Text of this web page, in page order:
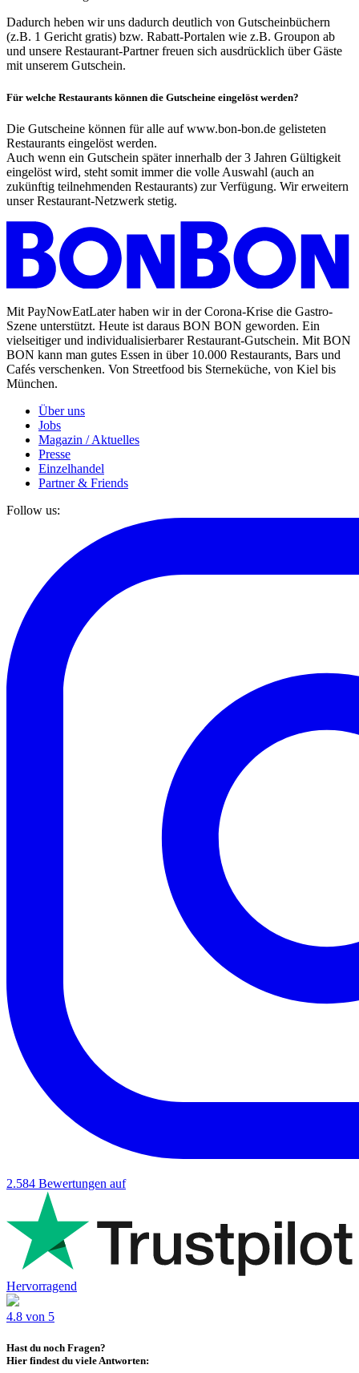
Dadurch heben wir uns dadurch deutlich von Gutscheinbüchern
(z.B. 1 Gericht gratis) bzw. Rabatt-Portalen wie z.B. Groupon ab
und unsere Restaurant-Partner freuen sich ausdrücklich über Gäste
mit unserem Gutschein.
Für welche Restaurants können die Gutscheine eingelöst werden?
Die Gutscheine können für alle auf www.bon-bon.de gelisteten
Restaurants eingelöst werden.
Auch wenn ein Gutschein später innerhalb der 3 Jahren Gültigkeit
eingelöst wird, steht somit immer die volle Auswahl (auch an
zukünftig teilnehmenden Restaurants) zur Verfügung. Wir erweitern
unser Restaurant-Netzwerk stetig.
Mit PayNowEatLater haben wir in der Corona-Krise die Gastro-
Szene unterstützt. Heute ist daraus BON BON geworden. Ein
vielseitiger und individualisierbarer Restaurant-Gutschein. Mit BON
BON kann man gutes Essen in über 10.000 Restaurants, Bars und
Cafés verschenken. Von Streetfood bis Sterneküche, von Kiel bis
München.
Über uns
Jobs
Magazin / Aktuelles
Presse
Einzelhandel
Partner & Friends
Follow us:
2.584 Bewertungen auf
Hervorragend
4.8 von 5
Hast du noch Fragen?
Hier findest du viele Antworten: